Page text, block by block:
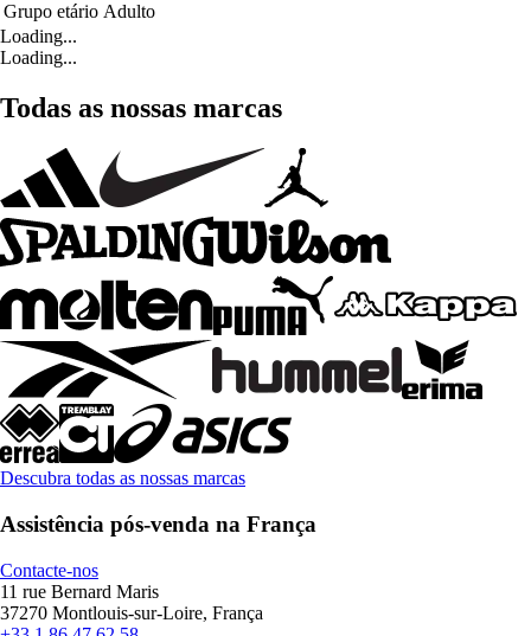
Grupo etário Adulto
Loading...
Loading...
Todas as nossas marcas
Descubra todas as nossas marcas
Assistência pós-venda na França
Contacte-nos
11 rue Bernard Maris
37270 Montlouis-sur-Loire, França